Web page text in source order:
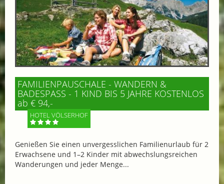
FAMILIENPAUSCHALE - WANDERN &
BADESPASS - 1 KIND BIS 5 JAHRE KOSTENLOS
ab € 94,-
HOTEL VÖLSERHOF
Genießen Sie einen unvergesslichen Familienurlaub für 2
Erwachsene und 1–2 Kinder mit abwechslungsreichen
Wanderungen und jeder Menge...